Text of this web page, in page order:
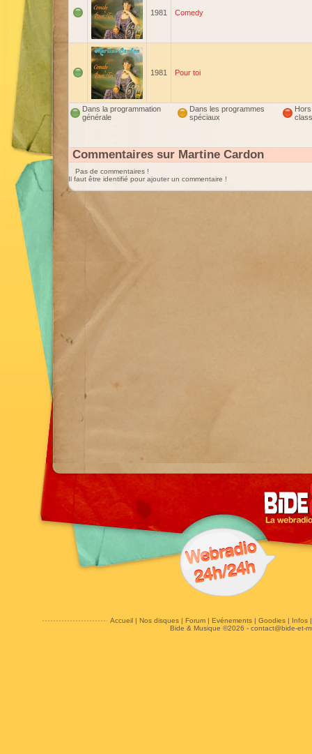
1981 Comedy
1981 Pour toi
Dans la programmation
générale
Dans les programmes
spéciaux
Hors
Commentaires sur Martine Cardon
Pas de commentaires !
Il faut être identifié pour ajouter un commentaire !
Accueil| Nos disques| Forum| Evénements| Goodies| Infos
Bide & Musique ©2026 - contact@bide-et-